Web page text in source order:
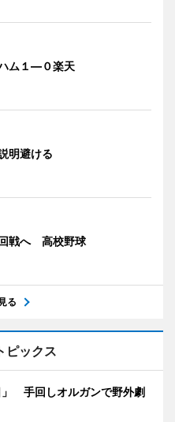
ム１―０楽天
明避ける
戦へ 高校野球
る
ピックス
手回しオルガンで野外劇